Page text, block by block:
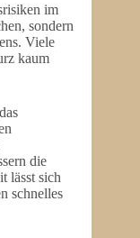
im
sondern
Viele
kaum
die
lässt sich
schnelles